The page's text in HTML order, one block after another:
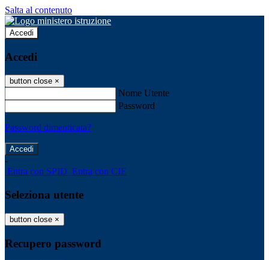
Salta al contenuto
Accedi
Accedi
button close ×
Nome Utente
Password
Password dimenticata?
-
Entra con SPID Entra con CIE
Seleziona utente
button close ×
Recupero password